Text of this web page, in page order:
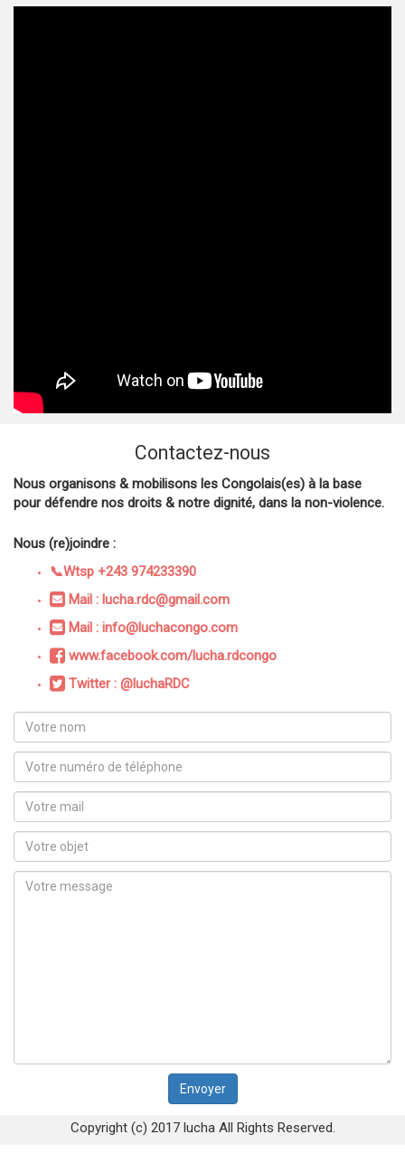
Contactez-nous
Nous organisons & mobilisons les Congolais(es) à la base
pour défendre nos droits & notre dignité, dans la non-violence.
Nous (re)joindre :
📞Wtsp +243 974233390
Mail : lucha.rdc@gmail.com
Mail : info@luchacongo.com
www.facebook.com/lucha.rdcongo
Twitter : @luchaRDC
Copyright (c) 2017 lucha All Rights Reserved.